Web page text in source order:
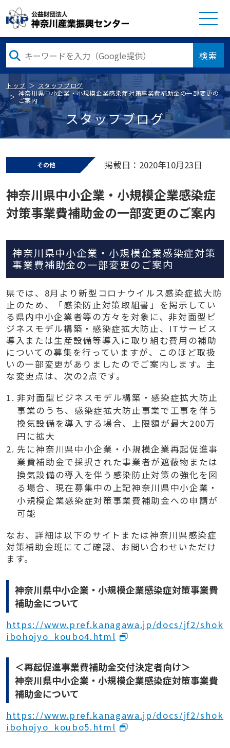
検索
トップ
スタッフブログ
神奈川県中小企業・小規模企業感染症対策事業費補助金の一部変更の
ご案内
スタッフブログ
その他 掲載日：2020年10月23日
神奈川県中小企業・小規模企業感染症
対策事業費補助金の一部変更のご案内
神奈川県中小企業・小規模企業感染症対策
事業費補助金の一部変更のご案内
県では、8月より新型コロナウイルス感染症拡大防
止のため、「感染防止対策取組書」を掲示してい
る県内中小企業者等の方々を対象に、非対面型ビ
ジネスモデル構築・感染症拡大防止、ITサービス
導入または生産設備等導入に取り組む費用の補助
についての募集を行っていますが、このほど取扱
いの一部変更がありましたのでご案内します。主
な変更点は、次の2点です。
非対面型ビジネスモデル構築・感染症拡大防止
事業のうち、感染症拡大防止事業で工事を伴う
換気設備を導入する場合、上限額が最大200万
円に拡大
先に神奈川県中小企業・小規模企業再起促進事
業費補助金で採択された事業者が遮蔽物または
換気設備の導入を伴う感染防止対策の強化を図
る場合、現在募集中の上記神奈川県中小企業・
小規模企業感染症対策事業費補助金への申請が
可能
なお、詳細は以下のサイトまたは神奈川県感染症
対策補助金班にてご確認、お問い合わせいただけ
ます。
神奈川県中小企業・小規模企業感染症対策事業費
補助金について
https://www.pref.kanagawa.jp/docs/jf2/shok
ibohojyo_koubo4.html
＜再起促進事業費補助金交付決定者向け＞
神奈川県中小企業・小規模企業感染症対策事業費
補助金について
https://www.pref.kanagawa.jp/docs/jf2/shok
ibohojyo_koubo5.html